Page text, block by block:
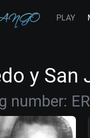
PLAY
y San
number: